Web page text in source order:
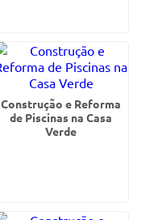
Construção e Reforma
de Piscinas na Casa
Verde